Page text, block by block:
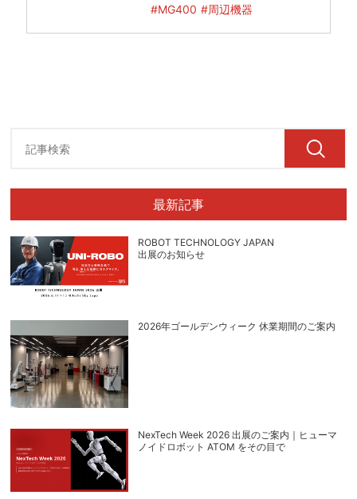
#MG400 #周辺機器
最新記事
ROBOT TECHNOLOGY JAPAN
出展のお知らせ
2026年ゴールデンウィーク 休業期間のご案内
NexTech Week 2026 出展のご案内｜ヒューマ
ノイドロボット ATOM をその目で